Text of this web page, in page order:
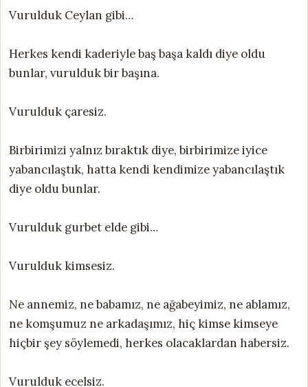
Vurulduk Ceylan gibi…
Herkes kendi kaderiyle baş başa kaldı diye oldu
bunlar, vurulduk bir başına.
Vurulduk çaresiz.
Birbirimizi yalnız bıraktık diye, birbirimize iyice
yabancılaştık, hatta kendi kendimize yabancılaştık
diye oldu bunlar.
Vurulduk gurbet elde gibi…
Vurulduk kimsesiz.
Ne annemiz, ne babamız, ne ağabeyimiz, ne ablamız,
ne komşumuz ne arkadaşımız, hiç kimse kimseye
hiçbir şey söylemedi, herkes olacaklardan habersiz.
Vurulduk ecelsiz.